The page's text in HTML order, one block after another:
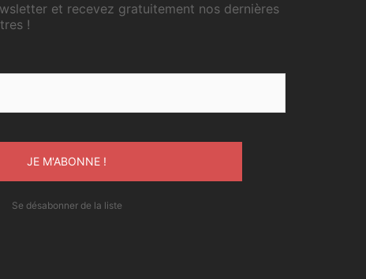
et recevez gratuitement nos dernières
!
Se désabonner de la liste